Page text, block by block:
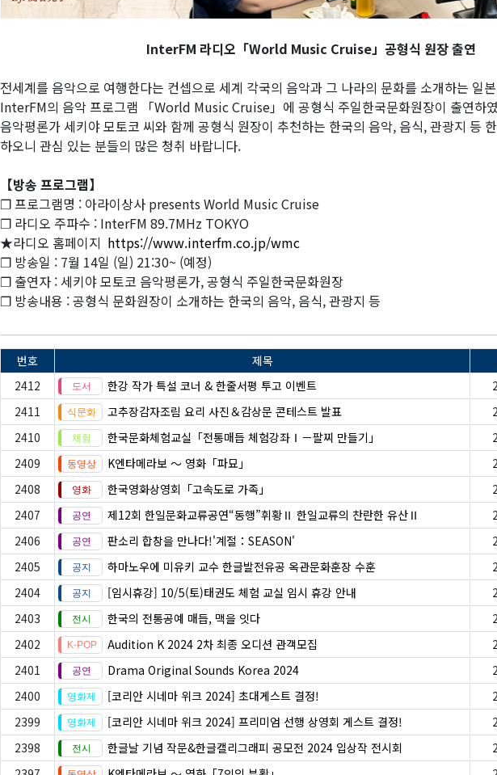
InterFM 라디오「World Music Cruise」공형식 원장 출연
전세계를 음악으로 여행한다는 컨셉으로 세계 각국의 음악과 그 나라의 문화를 소개하는 일
InterFM의 음악 프로그램 「World Music Cruise」에 공형식 주일한국문화원장이 출연하
음악평론가 세키야 모토코 씨와 함께 공형식 원장이 추천하는 한국의 음악, 음식, 관광지 등
하오니 관심 있는 분들의 많은 청취 바랍니다.
【방송 프로그램】
❐ 프로그램명 : 아라이상사 presents World Music Cruise
❐ 라디오 주파수 : InterFM 89.7MHz TOKYO
★라디오 홈페이지 https://www.interfm.co.jp/wmc
❐ 방송일 : 7월 14일 (일) 21:30~ (예정)
❐ 출연자 : 세키야 모토코 음악평론가, 공형식 주일한국문화원장
❐ 방송내용 : 공형식 문화원장이 소개하는 한국의 음악, 음식, 관광지 등
번호 제목
2412
한강 작가 특설 코너 & 한줄서평 투고 이벤트
2411
고추장감자조림 요리 사진＆감상문 콘테스트 발표
2410
한국문화체험교실「전통매듭 체험강좌Ⅰ－팔찌 만들기」
2409
K엔타메라보 ～ 영화「파묘」
2408
한국영화상영회「고속도로 가족」
2407
제12회 한일문화교류공연“동행”휘황Ⅱ 한일교류의 찬란한 유산Ⅱ
2406
판소리 합창을 만나다!'계절：SEASON'
2405
하마노우에 미유키 교수 한글발전유공 옥관문화훈장 수훈
2404
[임시휴강] 10/5(토)태권도 체험 교실 임시 휴강 안내
2403
한국의 전통공예 매듭, 맥을 잇다
2402
Audition K 2024 2차 최종 오디션 관객모집
2401
Drama Original Sounds Korea 2024
2400
[코리안 시네마 위크 2024] 초대게스트 결정!
2399
[코리안 시네마 위크 2024] 프리미엄 선행 상영회 게스트 결정!
2398
한글날 기념 작문&한글캘리그래피 공모전 2024 입상작 전시회